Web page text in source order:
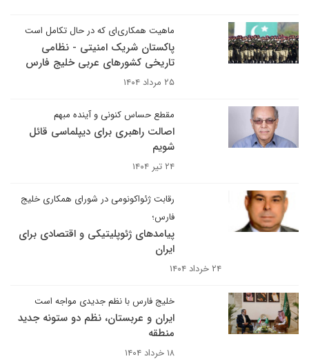
ماهیت همکاری‌ای که در حال تکامل است
پاکستان شریک امنیتی - نظامی
تاریخی کشورهای عربی خلیج فارس
۲۵ مرداد ۱۴۰۴
مقطع حساس کنونی و آینده مبهم
اصالت راهبری برای دیپلماسی قائل
شویم
۲۴ تیر ۱۴۰۴
رقابت ژئواکونومی در شورای همکاری خلیج
فارس؛
پیامدهای ژئوپلیتیکی و اقتصادی برای
ایران
۲۴ خرداد ۱۴۰۴
خلیج فارس با نظم جدیدی مواجه است
ایران و عربستان، نظم دو ستونه جدید
منطقه
۱۸ خرداد ۱۴۰۴